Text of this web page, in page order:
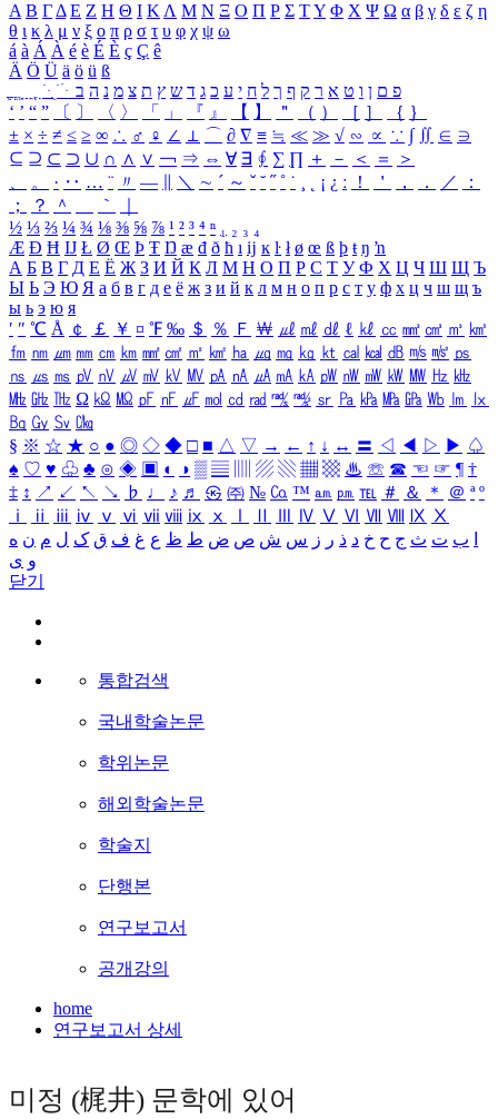
Α Β ΓΔ Ε Ζ Η Θ Ι ΚΛ Μ Ν Ξ Ο Π Ρ Σ ΤΥ Φ Χ Ψ Ω α β γ δ ε ζ η
θ ι κ λ μ ν ξ ο π ρ σ τ υ φ χ ψ ω
á à Á À é è É È ç Ç ê
Ä Ö Ü ä ö ü ß
ִֶֹ ֻּ ׁׂ פ ם ן ו ט א ר ק ף ך ל ח י ע כ ג ד ש ץ ת צ מ נ ה ב
‘ ’ “ ” 〔 〕 〈 〉 「 」 『 』 【 】 ＂ （ ） ［ ］ ｛ ｝
± × ÷ ≠ ≤ ≥ ∞ ∴ ♂ ♀ ∠ ⊥ ⌒ ∂ ∇ ≡ ≒ ≪ ≫ √ ∽ ∝ ∵ ∫ ∬ ∈ ∋
⊆ ⊇ ⊂ ⊃ ∪ ∩ ∧ ∨ ￢ ⇒ ⇔ ∀ ∃ ∮ ∑ ∏ ＋ － ＜ ＝
＞
、
。 · ‥ … ¨ 〃 ― ＼ ∼ ´ ～ ˇ ˘ ˝ ˚ ˙ ¸ ¡ ¿ ː ！ ＇ ， ． ／
：
；
？ ＾ ｀
½ ⅓ ⅔ ¼ ¾ ⅛ ⅜ ⅝ ⅞ ¹ ² ³ ⁴ ⁿ ₁ ₂ ₃ ₄
Æ Ð Ħ Ĳ Ł Ø Œ Þ Ŧ Ŋ æ đ ð ħ ı ĳ ĸ ŀ ł ø œ ß þ ŧ ŋ ŉ
А Б В Г Д Е Ё Ж З И Й К Л М Н О П Р С Т У Ф Х Ц Ч Ш Щ Ъ
Ы Ь Э Ю Я а б в г д е ё ж з и й к л м н о п р с т у ф х ц ч ш щ ъ
ы ь э ю я
′ ″ ℃ Å ￠ ￡ ￥ ¤ ℉ ‰ ＄ ％ Ｆ ￦ ㎕ ㎖ ㎗ ℓ ㎘ ㏄ ㎣ ㎤ ㎥ ㎦
㎙ ㎚ ㎛ ㎜ ㎝ ㎞ ㎟ ㎠ ㎡ ㎢ ㏊ ㎍ ㎎ ㎏ ㏏ ㎈ ㎉ ㏈ ㎧ ㎨ ㎰
㎱ ㎲ ㎳ ㎴ ㎵ ㎶ ㎷ ㎸ ㎹ ㎀ ㎁ ㎂ ㎃ ㎄ ㎺ ㎻ ㎽ ㎾ ㎿ ㎐ ㎑
㎒ ㎓ ㎔ Ω ㏀ ㏁ ㎊ ㎋ ㎌ ㏖ ㏅ ㎭ ㎮ ㎯ ㏛ ㎩ ㎪ ㎫ ㎬ ㏝ ㏐
㏓
㏃ ㏉ ㏜ ㏆
§ ※ ☆ ★ ○ ● ◎ ◇ ◆ □ ■ △ ▽ → ← ↑ ↓ ↔ 〓 ◁ ◀ ▷ ▶ ♤
♠ ♡ ♥ ♧ ♣ ⊙ ◈ ▣ ◐ ◑ ▒ ▤ ▨ ▧ ▦ ▩ ♨ ☏ ☎ ☜ ☞ ¶ †
‡ ↕ ↗ ↙ ↖ ↘ ♭ ♩ ♪ ♬ ㉿ ㈜ № ㏇ ™ ㏂ ㏘ ℡ ＃ ＆ ＊ ＠ ª º
ⅰ
ⅱ ⅲ ⅳ ⅴ ⅵ ⅶ ⅷ ⅸ ⅹ Ⅳ Ⅴ Ⅵ Ⅶ Ⅷ Ⅸ Ⅹ
ب ت ث ج ح خ د ذ ر ز س ش ص ض ط ظ ع غ ف ق ک ل م ن ه
و ی
닫기
통합검색
국내학술논문
학위논문
해외학술논문
학술지
단행본
연구보고서
공개강의
home
연구보고서 상세
미정 (梶井) 문학에 있어